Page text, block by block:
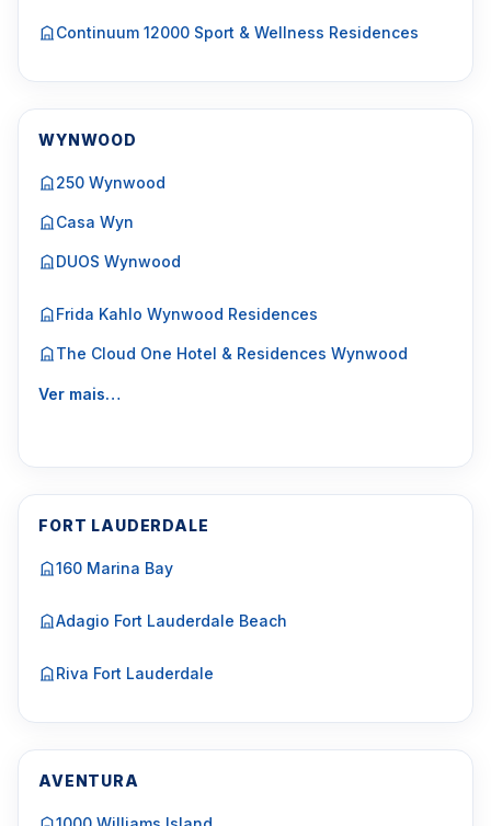
Continuum 12000 Sport & Wellness Residences
WYNWOOD
250 Wynwood
Casa Wyn
DUOS Wynwood
Frida Kahlo Wynwood Residences
The Cloud One Hotel & Residences Wynwood
Ver mais…
FORT LAUDERDALE
160 Marina Bay
Adagio Fort Lauderdale Beach
Riva Fort Lauderdale
AVENTURA